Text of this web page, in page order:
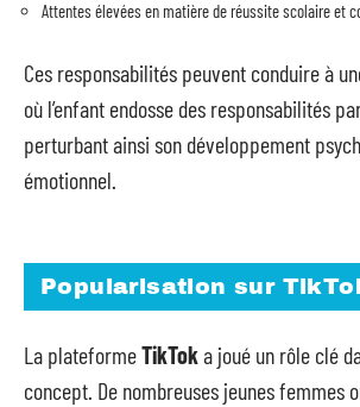
Attentes élevées en matière de réussite scolaire et
Ces responsabilités peuvent conduire à
où l’enfant endosse des responsabilités
perturbant ainsi son développement
émotionnel.
Popularisation sur
La plateformeTikToka joué un rôle clé
concept. De nombreuses jeunes femmes